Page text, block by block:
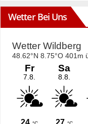
Wetter Bei Uns